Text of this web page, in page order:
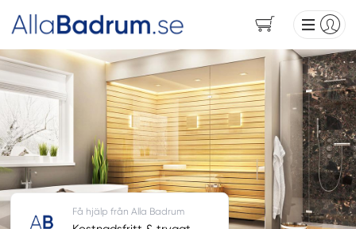
Få hjälp från Alla Badrum